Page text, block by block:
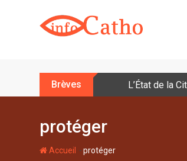
Brèves L’État de la
protéger
Accueil -protéger